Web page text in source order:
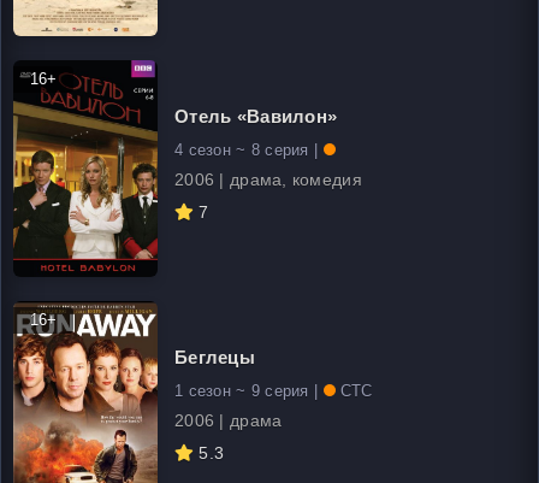
16+
Отель «Вавилон»
4 сезон ~ 8 серия |
2006 | драма, комедия
7
16+
Беглецы
1 сезон ~ 9 серия | СТС
2006 | драма
5.3